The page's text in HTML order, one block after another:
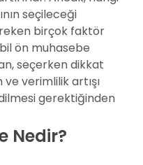
seçileceği
birçok faktör
ön muhasebe
seçerken dikkat
verimlilik artışı
gerektiğinden
Nedir?